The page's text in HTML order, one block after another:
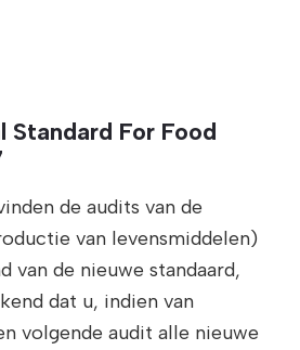
Standard For Food
de audits van de
van levensmiddelen)
van de nieuwe standaard,
dat u, indien van
volgende audit alle nieuwe